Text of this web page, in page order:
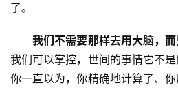
了。
我们不需要那样去用大脑，而
我们可以掌控，世间的事情它不
你一直以为，你精确地计算了、